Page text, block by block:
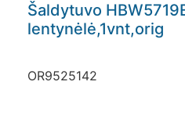
Šaldytuvo
lentynėlė,1vnt,orig
OR9525142